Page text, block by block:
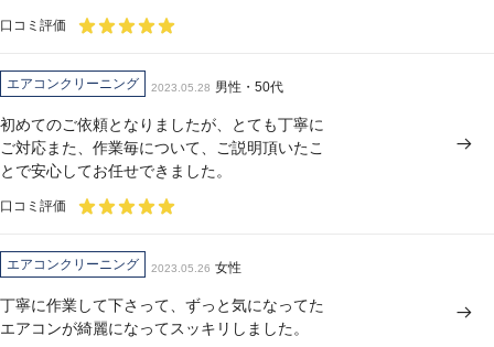
口コミ評価
エアコンクリーニング 2023.05.28 男性・50代
初めてのご依頼となりましたが、とても丁寧に
ご対応また、作業毎について、ご説明頂いたこ
とで安心してお任せできました。
口コミ評価
エアコンクリーニング 2023.05.26 女性
丁寧に作業して下さって、ずっと気になってた
エアコンが綺麗になってスッキリしました。